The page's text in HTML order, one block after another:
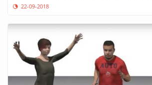
22-09-2018